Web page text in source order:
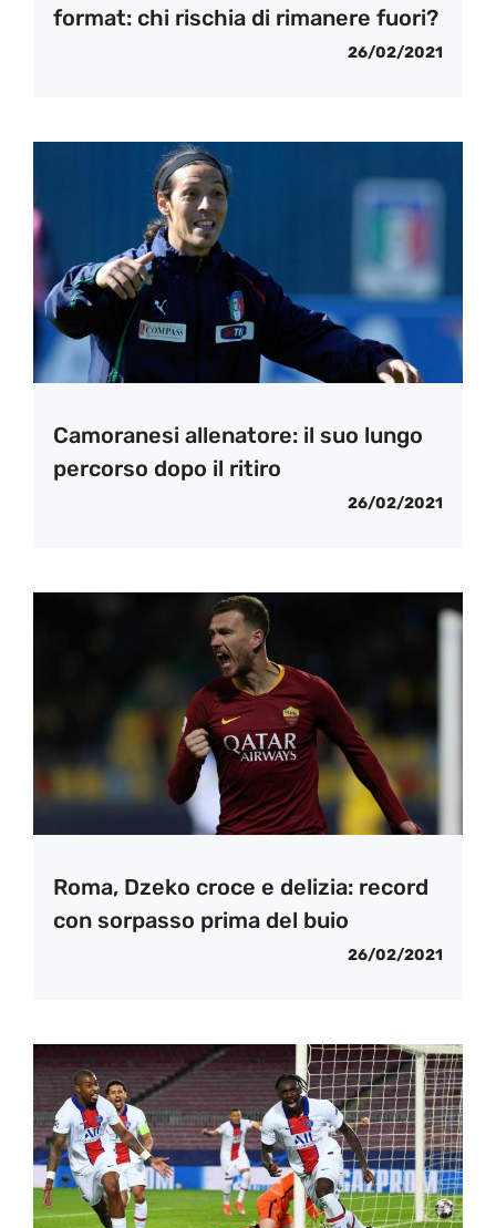
format: chi rischia di rimanere fuori?
26/02/2021
Camoranesi allenatore: il suo lungo
percorso dopo il ritiro
26/02/2021
Roma, Dzeko croce e delizia: record
con sorpasso prima del buio
26/02/2021